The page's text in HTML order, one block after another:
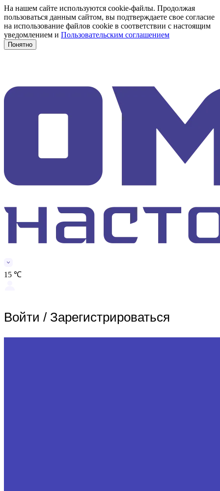
На нашем сайте используются cookie-файлы. Продолжая
пользоваться данным сайтом, вы подтверждаете свое согласие
на использование файлов cookie в соответствии с настоящим
уведомлением и Пользовательским соглашением
Понятно
15 ℃
Войти / Зарегистрироваться